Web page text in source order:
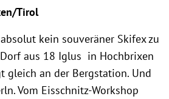
Tirol
kein souveräner Skifex zu
aus 18 Iglus in Hochbrixen
gleich an der Bergstation. Und
Vom Eisschnitz-Workshop